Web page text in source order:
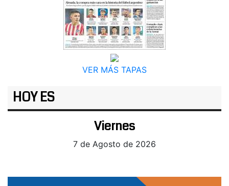
VER MÁS TAPAS
HOY ES
Viernes
7 de Agosto de 2026